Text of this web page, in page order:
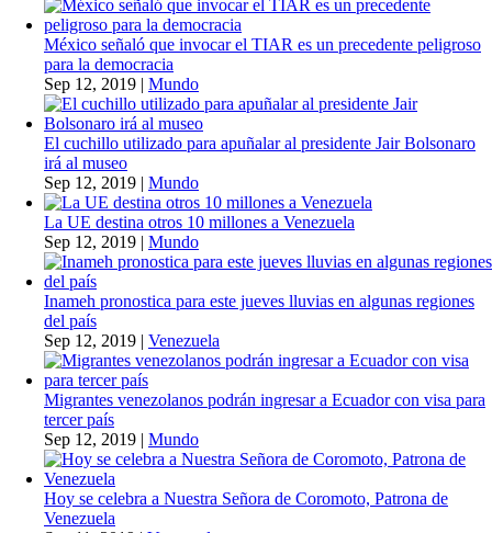
México señaló que invocar el TIAR es un precedente peligroso
para la democracia
Sep 12, 2019 | Mundo
El cuchillo utilizado para apuñalar al presidente Jair Bolsonaro
irá al museo
Sep 12, 2019 | Mundo
La UE destina otros 10 millones a Venezuela
Sep 12, 2019 | Mundo
Inameh pronostica para este jueves lluvias en algunas regiones
del país
Sep 12, 2019 | Venezuela
Migrantes venezolanos podrán ingresar a Ecuador con visa para
tercer país
Sep 12, 2019 | Mundo
Hoy se celebra a Nuestra Señora de Coromoto, Patrona de
Venezuela